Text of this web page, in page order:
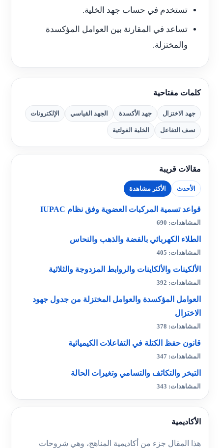
تستخدم في حساب جهد الخلية.
تساعد في المقارنة بين العوامل المؤكسدة
والمختزلة.
كلمات مفتاحية
جهد الاختزال جهد الأكسدة الجهد القياسي الإلكترونات
نصف التفاعل الخلية الفولتية
مقالات قريبة
الأحدث الأكثر مشاهدة
قواعد تسمية المركبات العضوية وفق نظام IUPAC
المشاهدات: 690
الطلاء الكهربائي بالفضة والذهب والنحاس
المشاهدات: 405
الألكينات والألكاينات والروابط المزدوجة والثلاثية
المشاهدات: 392
العوامل المؤكسدة والعوامل المختزلة من جدول جهود
الاختزال
المشاهدات: 378
قانون حفظ الكتلة في التفاعلات الكيميائية
المشاهدات: 347
التبخر والتكاثف والتسامي وتغيرات الحالة
المشاهدات: 343
الأكاديمية
هذا المقال جزء من أكاديمية المناهج، وهي شروحات